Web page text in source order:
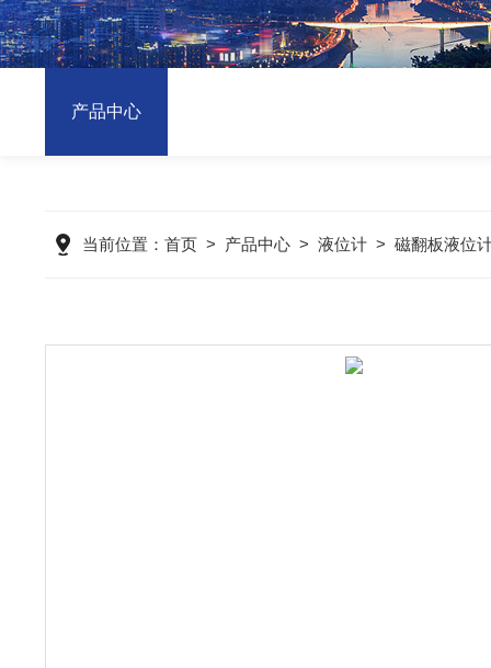
产品中心
当前位置： 首页> 产品中心> 液位计> 磁翻板液位